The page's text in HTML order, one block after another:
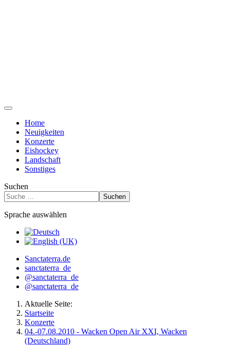
Home
Neuigkeiten
Konzerte
Eishockey
Landschaft
Sonstiges
Suchen
Suchen
Sprache auswählen
Sanctaterra.de
sanctaterra_de
@sanctaterra_de
@sanctaterra_de
Aktuelle Seite:
Startseite
Konzerte
04.-07.08.2010 - Wacken Open Air XXI, Wacken
(Deutschland)